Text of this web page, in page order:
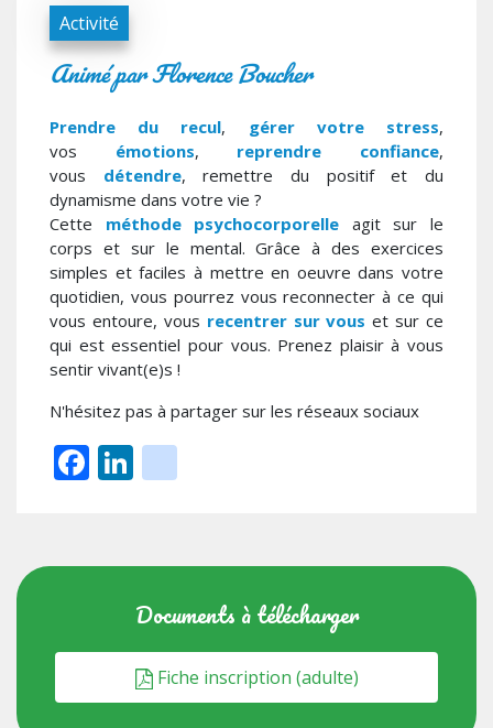
Activité
Animé par Florence Boucher
Prendre du recul, gérer votre stress,
vos émotions, reprendre confiance,
vous détendre, remettre du positif et du
dynamisme dans votre vie ?
Cette méthode psychocorporelle agit sur le
corps et sur le mental. Grâce à des exercices
simples et faciles à mettre en oeuvre dans votre
quotidien, vous pourrez vous reconnecter à ce qui
vous entoure, vous recentrer sur vous et sur ce
qui est essentiel pour vous. Prenez plaisir à vous
sentir vivant(e)s !
N'hésitez pas à partager sur les réseaux sociaux
Facebook
LinkedIn
Documents à télécharger
Fiche inscription (adulte)